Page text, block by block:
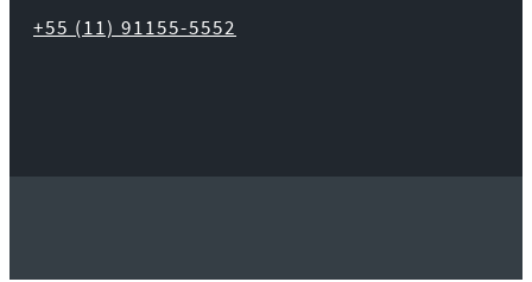
+55 (11) 91155-5552